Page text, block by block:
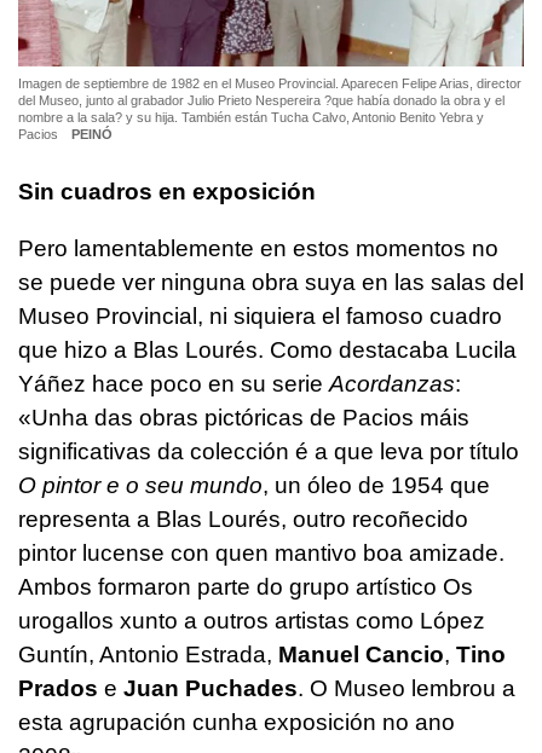
Imagen de septiembre de 1982 en el Museo Provincial. Aparecen Felipe Arias, director
del Museo, junto al grabador Julio Prieto Nespereira ?que había donado la obra y el
nombre a la sala? y su hija. También están Tucha Calvo, Antonio Benito Yebra y
Pacios
PEINÓ
Sin cuadros en exposición
Pero lamentablemente en estos momentos no
se puede ver ninguna obra suya en las salas del
Museo Provincial, ni siquiera el famoso cuadro
que hizo a Blas Lourés. Como destacaba Lucila
Yáñez hace poco en su serie Acordanzas:
«Unha das obras pictóricas de Pacios máis
significativas da colección é a que leva por título
O pintor e o seu mundo, un óleo de 1954 que
representa a Blas Lourés, outro recoñecido
pintor lucense con quen mantivo boa amizade.
Ambos formaron parte do grupo artístico Os
urogallos xunto a outros artistas como López
Guntín, Antonio Estrada, Manuel Cancio, Tino
Prados e Juan Puchades. O Museo lembrou a
esta agrupación cunha exposición no ano